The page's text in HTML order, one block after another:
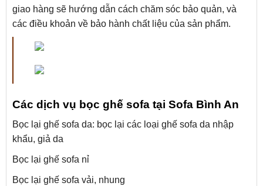
giao hàng sẽ hướng dẫn cách chăm sóc bảo quản, và
các điều khoản về bảo hành chất liệu của sản phẩm.
Các dịch vụ bọc ghế sofa tại Sofa Bình An
Bọc lại ghế sofa da: bọc lại các loại ghế sofa da nhập
khẩu, giả da
Bọc lại ghế sofa nỉ
Bọc lại ghế sofa vải, nhung